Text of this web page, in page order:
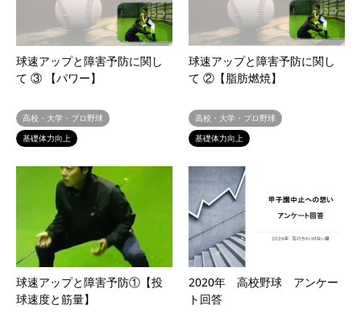
球速アップと障害予防に関し
て ③ 【パワー】
高校・大学・プロ野球
基礎体力向上
球速アップと障害予防に関し
て ②【脂肪燃焼】
高校・大学・プロ野球
基礎体力向上
球速アップと障害予防①【投
球速度と筋量】
2020年 高校野球 アンケー
ト回答